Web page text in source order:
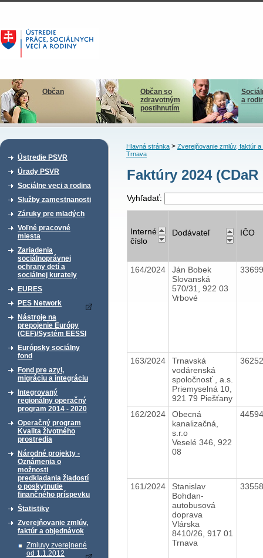
Občan
Občan so
zdravotným
postihnutím
a
Ústredie PSVR
Úrady PSVR
Sociálne veci a rodina
Služby zamestnanosti
Záruky pre mladých
Voľné pracovné
miesta
Zariadenia
sociálnoprávnej
ochrany detí a
sociálnej kurately
EURES
PES Network
Nástroje na
prepojenie Európy
(CEF)/Systém EESSI
Európsky sociálny
fond
Fond pre azyl,
migráciu a integráciu
Integrovaný
regionálny operačný
program 2014 - 2020
Operačný program
Kvalita životného
prostredia
Národné projekty -
Oznámenia o
možnosti
predkladania žiadostí
o poskytnutie
finančného príspevku
Štatistiky
Zverejňovanie zmlúv,
faktúr a objednávok
Zmluvy zverejnené
od 1.1.2012
Hlavná stránka> Zverejňovanie zmlúv, faktúr a
Trnava
Faktúry 2024
Vyhľadať:
Interné
číslo
Dodávateľ IČO
164/2024
Ján Bobek
Slovanská
570/31, 922 03
Vrbové
163/2024
Trnavská
vodárenská
spoločnosť , a.s.
Priemyselná 10,
921 79 Piešťany
162/2024
Obecná
kanalizačná,
s.r.o
Veselé 346, 922
08
161/2024
Stanislav
Bohdan-
autobusová
doprava
Vlárska
8410/26, 917 01
Trnava